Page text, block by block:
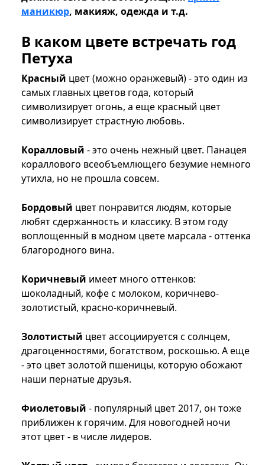
маникюр, макияж, одежда и т.д.
В каком цвете встречать год
Петуха
Красный цвет (можно оранжевый) - это один из
самых главных цветов года, который
символизирует огонь, а еще красный цвет
символизирует страстную любовь.
Коралловый - это очень нежный цвет. Панацея
кораллового всеобъемлющего безумие немного
утихла, но не прошла совсем.
Бордовый цвет понравится людям, которые
любят сдержанность и классику. В этом году
воплощенный в модном цвете марсала - оттенка
благородного вина.
Коричневый имеет много оттенков:
шоколадный, кофе с молоком, коричнево-
золотистый, красно-коричневый.
Золотистый цвет ассоциируется с солнцем,
драгоценностями, богатством, роскошью. А еще
- это цвет золотой пшеницы, которую обожают
наши пернатые друзья.
Фиолетовый - популярный цвет 2017, он тоже
приближен к горячим. Для новогодней ночи
этот цвет - в числе лидеров.